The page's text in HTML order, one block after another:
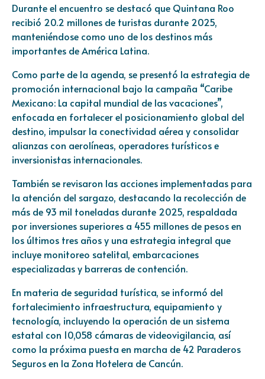
Durante el encuentro se destacó que Quintana Roo
recibió 20.2 millones de turistas durante 2025,
manteniéndose como uno de los destinos más
importantes de América Latina.
Como parte de la agenda, se presentó la estrategia de
promoción internacional bajo la campaña “Caribe
Mexicano: La capital mundial de las vacaciones”,
enfocada en fortalecer el posicionamiento global del
destino, impulsar la conectividad aérea y consolidar
alianzas con aerolíneas, operadores turísticos e
inversionistas internacionales.
También se revisaron las acciones implementadas para
la atención del sargazo, destacando la recolección de
más de 93 mil toneladas durante 2025, respaldada
por inversiones superiores a 455 millones de pesos en
los últimos tres años y una estrategia integral que
incluye monitoreo satelital, embarcaciones
especializadas y barreras de contención.
En materia de seguridad turística, se informó del
fortalecimiento infraestructura, equipamiento y
tecnología, incluyendo la operación de un sistema
estatal con 10,058 cámaras de videovigilancia, así
como la próxima puesta en marcha de 42 Paraderos
Seguros en la Zona Hotelera de Cancún.